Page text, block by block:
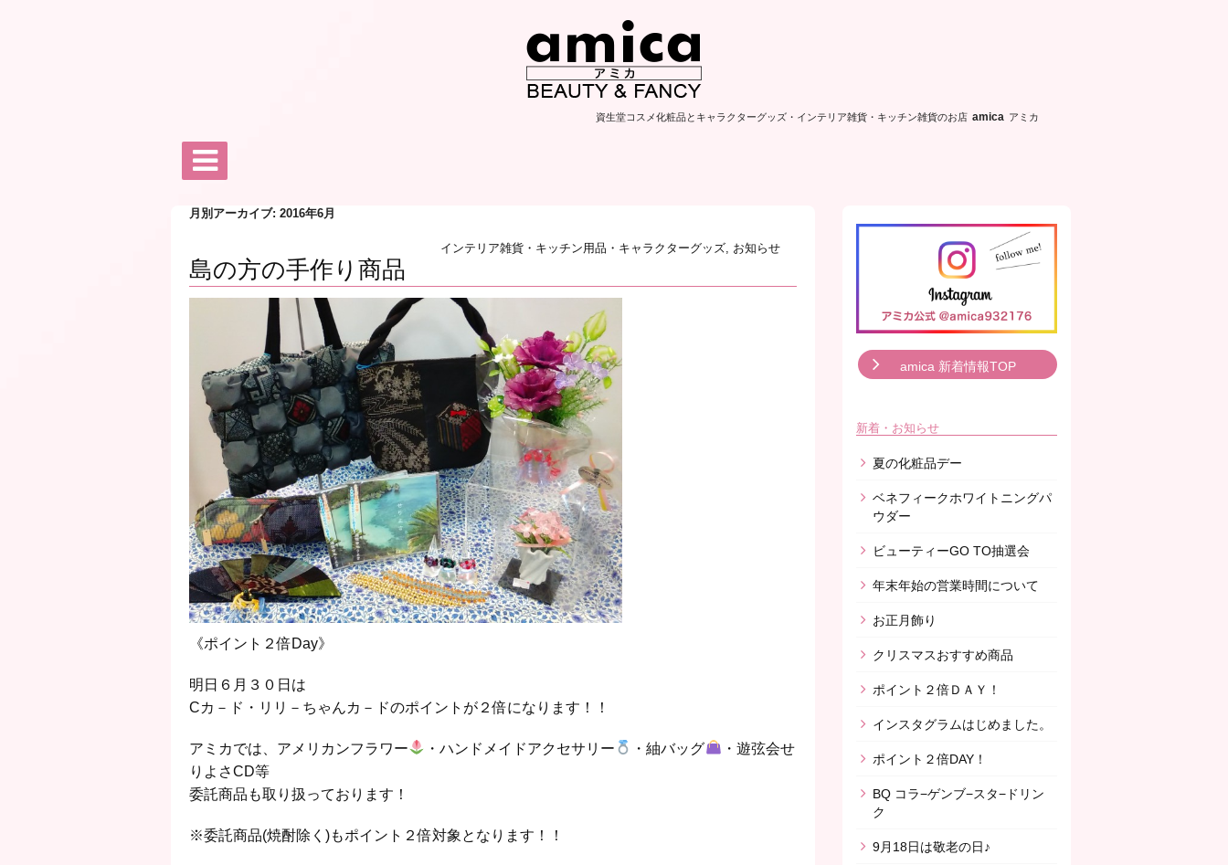
資生堂コスメ化粧品とキャラクターグッズ・インテリア雑貨・キッチン雑貨のお店 amica アミカ
月別アーカイブ: 2016年6月
インテリア雑貨・キッチン用品・キャラクターグッズ, お知らせ
島の方の手作り商品
《ポイント２倍Day》
明日６月３０日は
Cカ－ド・リリ－ちゃんカ－ドのポイントが２倍になります！！
アミカでは、アメリカンフラワー ・ハンドメイドアクセサリー ・紬バッグ
・遊弦会せ
りよさCD等
委託商品も取り扱っております！
※委託商品(焼酎除く)もポイント２倍対象となります！！
amica 新着情報TOP
新着・お知らせ
夏の化粧品デー
ベネフィークホワイトニングパ
ウダー
ビューティーGO TO抽選会
年末年始の営業時間について
お正月飾り
クリスマスおすすめ商品
ポイント２倍ＤＡＹ！
インスタグラムはじめました。
ポイント２倍DAY！
BQ コラ−ゲンブ−スタ−ドリン
ク
9月18日は敬老の日♪